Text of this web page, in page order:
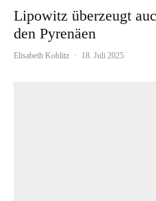
Lipowitz überzeugt
den Pyrenäen
Elisabeth Koblitz · 18. Juli 2025